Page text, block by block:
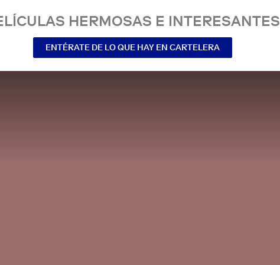
HERMOSAS E INTERESANTES
ENTÉRATE DE LO QUE HAY EN CARTELERA